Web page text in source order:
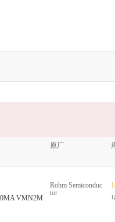
原厂
VMN2M
Rohm Semiconduc
tor